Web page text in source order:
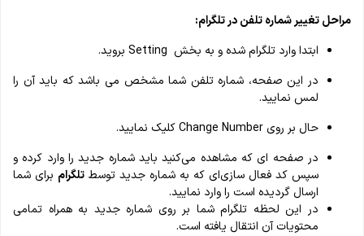
مراحلتغییر شماره تلفن در تلگرام:
ابتدا وارد تلگرام شده و به بخش Setting بروید.
در این صفحه‌، شماره تلفن شما مشخص می‌ باشد که باید آن را
لمس نمایید.
حال بر روی Change Number کلیک نمایید.
در صفحه‌ ای که مشاهده می‌کنید باید شماره جدید را وارد کرده و
سپس کد فعال سازی‌ای که به شماره جدید توسط تلگرام برای شما
ارسال گردیده است را وارد نمایید.
در این لحظه تلگرام شما بر روی شماره جدید به همراه تمامی
محتویات آن انتقال یافته است.